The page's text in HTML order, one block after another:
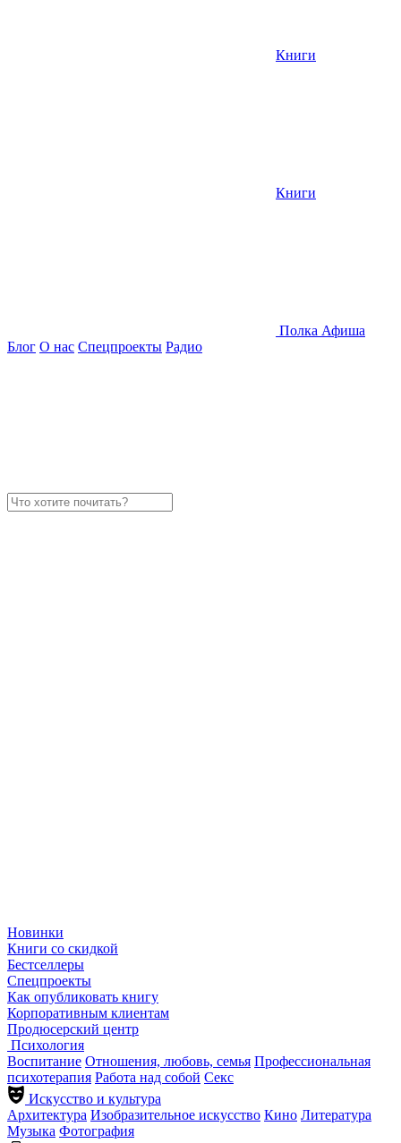
Книги
Книги
Полка Афиша
Блог О нас Спецпроекты Радио
Новинки
Книги со скидкой
Бестселлеры
Спецпроекты
Как опубликовать книгу
Корпоративным клиентам
Продюсерский центр
Психология
Воспитание Отношения, любовь, семья Профессиональная
психотерапия Работа над собой Секс
Искусство и культура
Архитектура Изобразительное искусство Кино Литература
Музыка Фотография